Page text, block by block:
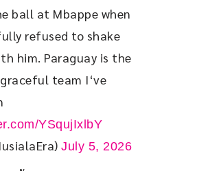
ball at Mbappe when
refused to shake
him. Paraguay is the
team I‘ve
YSqujIxlbY
July 5, 2026